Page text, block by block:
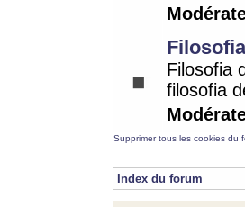
Filosofia
Filosofia
filosofia
Supprimer tous les cookies du
Index du forum